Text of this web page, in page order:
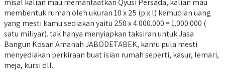
misal kalian mau memanfaatkan Qyusi Persada, kalian mau
membentuk rumah oleh ukuran 10 x 25 (p x l) kemudian uang
yang mesti kamu sediakan yaitu 250 x 4.000.000 = 1.000.000 (
satu miliyar). tak hanya menyiapkan taksiran untuk Jasa
Bangun Kosan Amanah JABODETABEK, kamu pula mesti
menyediakan perkiraan buat isian rumah seperti, kasur, lemari,
meja, kursi dll.